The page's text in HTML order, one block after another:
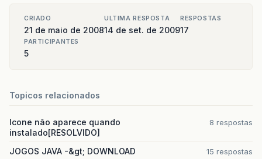
CRIADO
21 de maio de 2008
ULTIMA RESPOSTA
14 de set. de 2009
RESPOSTAS
17
PARTICIPANTES
5
Topicos relacionados
Icone não aparece quando
instalado[RESOLVIDO]
8 respostas
JOGOS JAVA -&gt; DOWNLOAD 15 respostas